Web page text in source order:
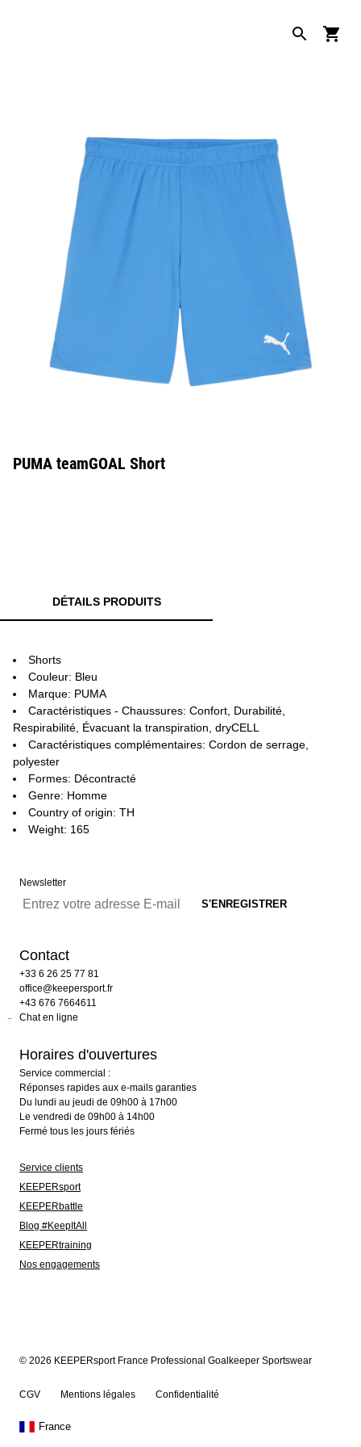
PUMA teamGOAL Short
DÉTAILS PRODUITS
Shorts
Couleur: Bleu
Marque: PUMA
Caractéristiques - Chaussures: Confort, Durabilité,
Respirabilité, Évacuant la transpiration, dryCELL
Caractéristiques complémentaires: Cordon de serrage,
polyester
Formes: Décontracté
Genre: Homme
Country of origin: TH
Weight: 165
Newsletter
Contact
+33 6 26 25 77 81
office@keepersport.fr
+43 676 7664611
Chat en ligne
Horaires d'ouvertures
Service commercial :
Réponses rapides aux e-mails garanties
Du lundi au jeudi de 09h00 à 17h00
Le vendredi de 09h00 à 14h00
Fermé tous les jours fériés
Service clients
KEEPERsport
KEEPERbattle
Blog #KeepItAll
KEEPERtraining
Nos engagements
© 2026 KEEPERsport France Professional Goalkeeper Sportswear
CGV Mentions légales Confidentialité
France